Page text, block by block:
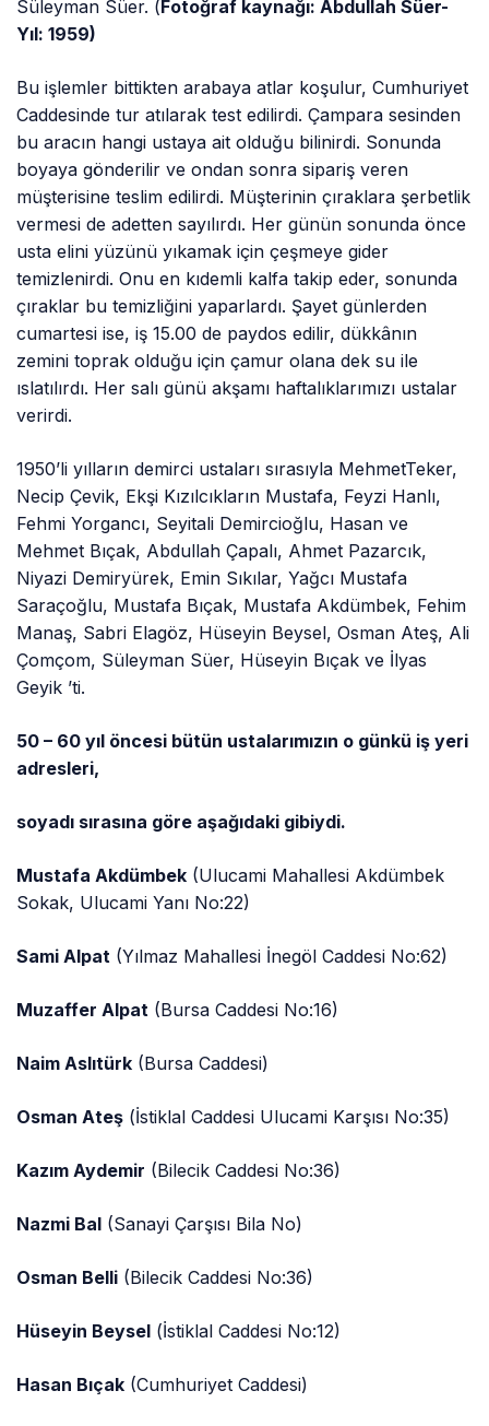
Süleyman Süer. (Fotoğraf kaynağı: Abdullah Süer-
Yıl: 1959)
Bu işlemler bittikten arabaya atlar koşulur, Cumhuriyet
Caddesinde tur atılarak test edilirdi. Çampara sesinden
bu aracın hangi ustaya ait olduğu bilinirdi. Sonunda
boyaya gönderilir ve ondan sonra sipariş veren
müşterisine teslim edilirdi. Müşterinin çıraklara şerbetlik
vermesi de adetten sayılırdı. Her günün sonunda önce
usta elini yüzünü yıkamak için çeşmeye gider
temizlenirdi. Onu en kıdemli kalfa takip eder, sonunda
çıraklar bu temizliğini yaparlardı. Şayet günlerden
cumartesi ise, iş 15.00 de paydos edilir, dükkânın
zemini toprak olduğu için çamur olana dek su ile
ıslatılırdı. Her salı günü akşamı haftalıklarımızı ustalar
verirdi.
1950’li yılların demirci ustaları sırasıyla MehmetTeker,
Necip Çevik, Ekşi Kızılcıkların Mustafa, Feyzi Hanlı,
Fehmi Yorgancı, Seyitali Demircioğlu, Hasan ve
Mehmet Bıçak, Abdullah Çapalı, Ahmet Pazarcık,
Niyazi Demiryürek, Emin Sıkılar, Yağcı Mustafa
Saraçoğlu, Mustafa Bıçak, Mustafa Akdümbek, Fehim
Manaş, Sabri Elagöz, Hüseyin Beysel, Osman Ateş, Ali
Çomçom, Süleyman Süer, Hüseyin Bıçak ve İlyas
Geyik ’ti.
50 – 60 yıl öncesi bütün ustalarımızın o günkü iş yeri
adresleri,
soyadı sırasına göre aşağıdaki gibiydi.
Mustafa Akdümbek (Ulucami Mahallesi Akdümbek
Sokak, Ulucami Yanı No:22)
Sami Alpat (Yılmaz Mahallesi İnegöl Caddesi No:62)
Muzaffer Alpat (Bursa Caddesi No:16)
Naim Aslıtürk (Bursa Caddesi)
Osman Ateş (İstiklal Caddesi Ulucami Karşısı No:35)
Kazım Aydemir (Bilecik Caddesi No:36)
Nazmi Bal (Sanayi Çarşısı Bila No)
Osman Belli (Bilecik Caddesi No:36)
Hüseyin Beysel (İstiklal Caddesi No:12)
Hasan Bıçak (Cumhuriyet Caddesi)